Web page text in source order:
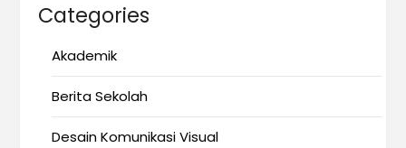
Categories
Akademik
Berita Sekolah
Desain Komunikasi Visual